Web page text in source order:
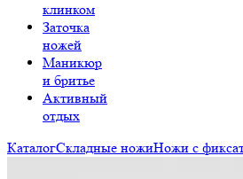
клинком
Заточка
ножей
Маникюр
и бритье
Активный
отдых
КаталогСкладные ножиНожи с